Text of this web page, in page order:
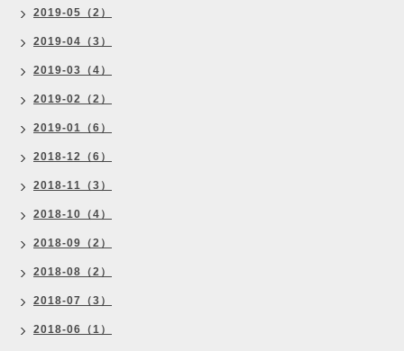
2019-05（2）
2019-04（3）
2019-03（4）
2019-02（2）
2019-01（6）
2018-12（6）
2018-11（3）
2018-10（4）
2018-09（2）
2018-08（2）
2018-07（3）
2018-06（1）